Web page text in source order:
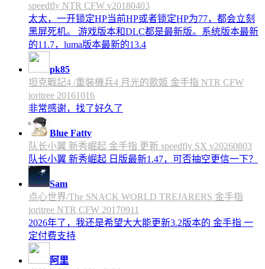
speedfly NTR CFW v20180403
太太，一开锁定HP当前HP或者锁定HP为77，都会立刻
黑屏死机。 游戏版本和DLC都是最新版。系统版本最新
的11.7，luma版本最新的13.4
pk85
坦克戰記4 /重裝機兵4 月光的歌姬 金手指 NTR CFW
ioritree 20161016
非常感谢，找了好久了
Blue Fatty
队长小翼 新秀崛起 金手指 更新 speedfly SX v20260803
队长小翼 新秀崛起 日版最新1.47，可否抽空更信一下？
Sam
点心世界/The SNACK WORLD TREJARERS 金手指
ioritree NTR CFW 20170911
2026年了，我还是希望大大能更新3.2版本的 金手指 一
定付费支持
阿里